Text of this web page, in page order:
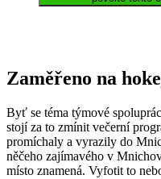
Zaměřeno na
Byť se téma týmové
stojí za to zmínit večerní
promíchaly a vyrazily do
něčeho zajímavého v
místo znamená. Vyfotit to